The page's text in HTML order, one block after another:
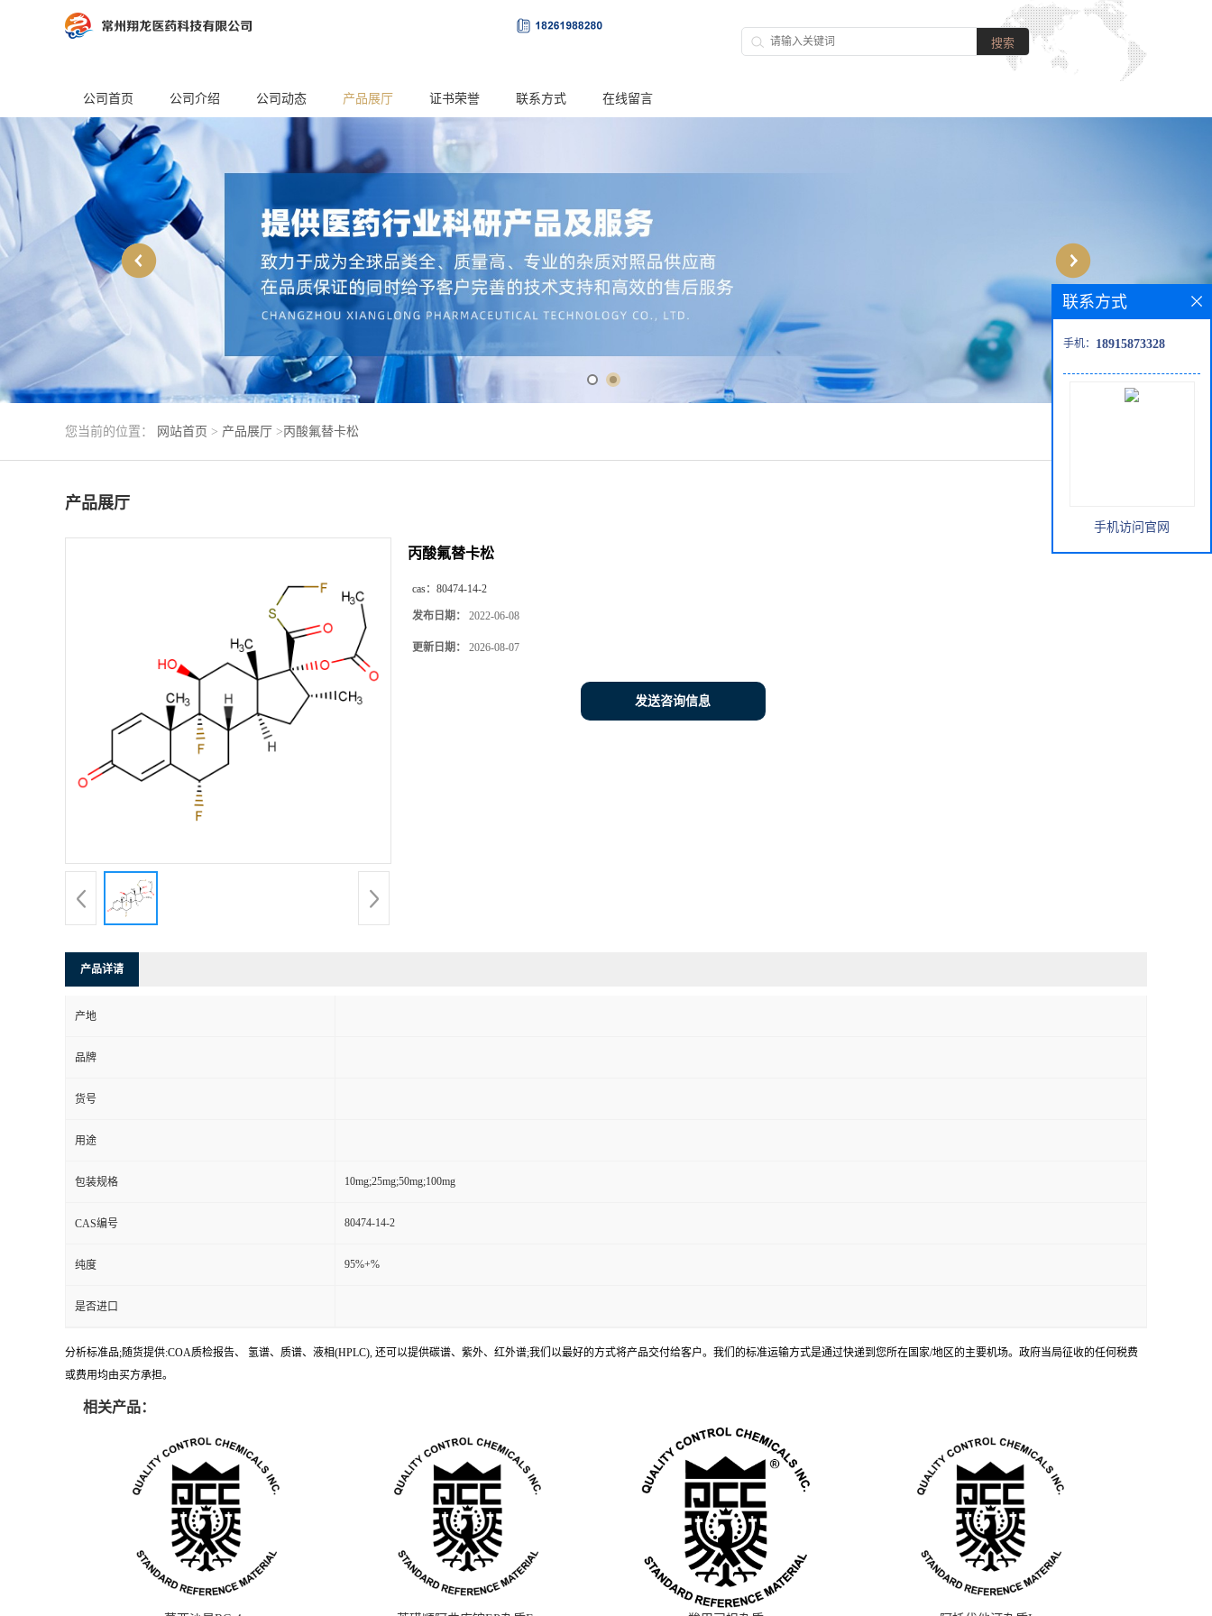
公司首页 公司介绍 公司动态 产品展厅 证书荣誉 联系方式 在线留言
您当前的位置： 网站首页 > 产品展厅 >丙酸氟替卡松
产品展厅
丙酸氟替卡松
cas： 80474-14-2
发布日期： 2022-06-08
更新日期： 2026-08-07
发送咨询信息
产品详请
产地
品牌
货号
用途
包装规格 10mg;25mg;50mg;100mg
CAS编号 80474-14-2
纯度 95%+%
是否进口
分析标准品;随货提供:COA质检报告、 氢谱、质谱、液相(HPLC), 还可以提供碳谱、紫外、红外谱;我们以最好的方式将产品交付给客户。我们的标准运输方式是通过快递到您所在国家/地区的主要机场。政府当局征收的任何税费
或费用均由买方承担。
相关产品：
联系方式
手机： 18915873328
手机访问官网